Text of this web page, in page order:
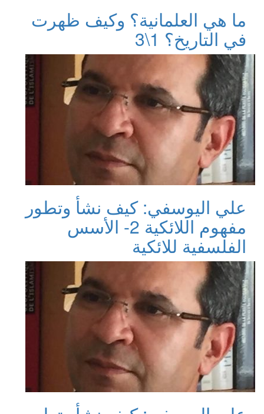
ما هي العلمانية؟ وكيف ظهرت
في التاريخ؟ 1\3
علي اليوسفي: كيف نشأ وتطور
مفهوم اللائكية 2- الأسس
الفلسفية للائكية